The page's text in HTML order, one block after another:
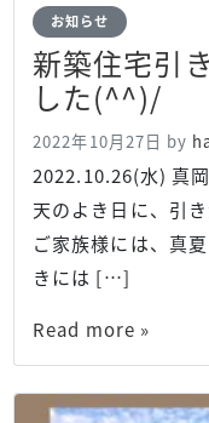
お知らせ
新築住宅引
した(^^)/
2022年10月27日 by
2022.10.26(水) 真
天のよき日に、引
ご家族様には、真
きには […]
Read more »